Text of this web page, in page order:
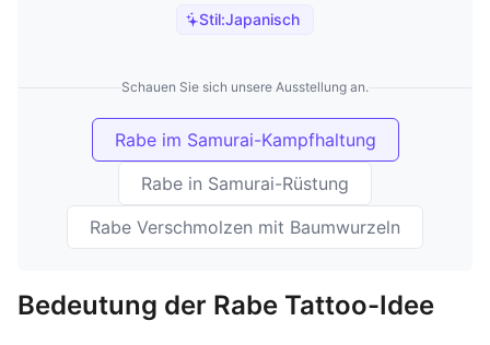
Stil:Japanisch
Schauen Sie sich unsere Ausstellung an.
Rabe im Samurai-Kampfhaltung
Rabe in Samurai-Rüstung
Rabe Verschmolzen mit Baumwurzeln
Bedeutung der Rabe Tattoo-Idee